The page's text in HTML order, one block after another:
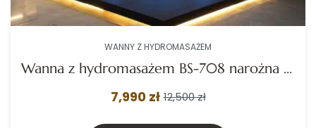
WANNY Z HYDROMASAŻEM
Wanna z hydromasażem BS-708 narożna 150cmx150cmx65cm + MASAŻ KARKU, DYSZE OBROTOWE+PILOT
7,990 zł 12,500 zł